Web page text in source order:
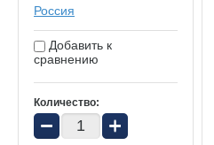
Россия
Добавить к
сравнению
Количество:
− +